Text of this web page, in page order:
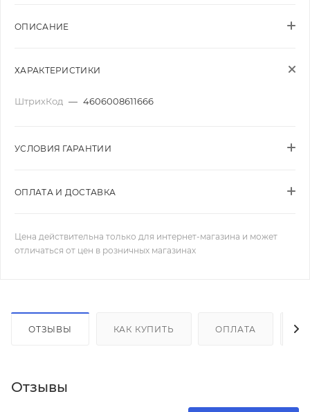
ОПИСАНИЕ
ХАРАКТЕРИСТИКИ
ШтрихКод — 4606008611666
УСЛОВИЯ ГАРАНТИИ
ОПЛАТА И ДОСТАВКА
Цена действительна только для интернет-магазина и может
отличаться от цен в розничных магазинах
ОТЗЫВЫ КАК КУПИТЬ ОПЛАТА
Отзывы